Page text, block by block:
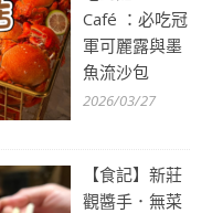
Café ：必吃冠
軍可麗露與墨
魚流沙包
2026/03/27
【食記】新莊
觀醬手．無菜